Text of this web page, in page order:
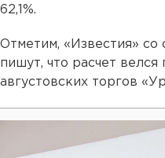
62,1%.
Отметим, «Известия» со
пишут, что расчет велся
августовских торгов